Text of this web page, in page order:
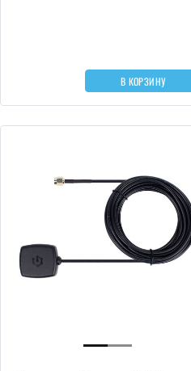
В КОРЗИНУ